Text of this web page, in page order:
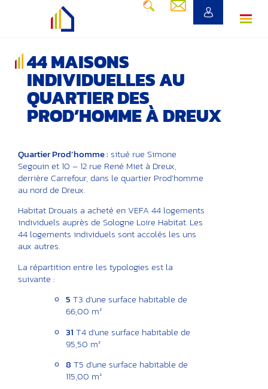
44 MAISONS
INDIVIDUELLES AU
QUARTIER DES
PROD’HOMME À DREUX
Quartier Prod’homme : situé rue Simone
Segouin et 10 – 12 rue René Miet à Dreux,
derrière Carrefour, dans le quartier Prod’homme
au nord de Dreux.
Habitat Drouais a acheté en VEFA 44 logements
individuels auprès de Sologne Loire Habitat. Les
44 logements individuels sont accolés les uns
aux autres.
La répartition entre les typologies est la
suivante :
5 T3 d’une surface habitable de
66,00 m²
31 T4 d’une surface habitable de
95,50 m²
8T5 d’une surface habitable de
115,00 m²